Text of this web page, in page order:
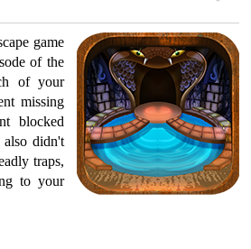
game
of the
of your
missing
blocked
also didn't
traps,
to your